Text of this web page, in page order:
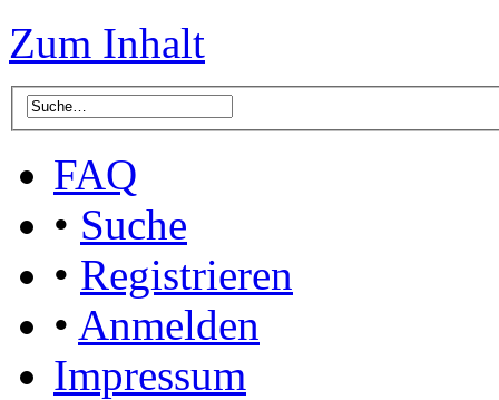
Zum Inhalt
FAQ
• Suche
• Registrieren
• Anmelden
Impressum